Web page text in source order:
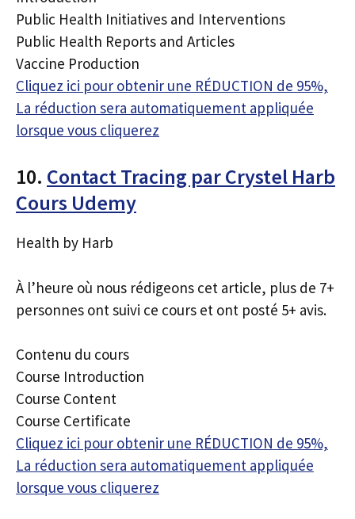
Public Health Initiatives and Interventions
Public Health Reports and Articles
Vaccine Production
Cliquez ici pour obtenir une RÉDUCTION de 95%,
La réduction sera automatiquement appliquée
lorsque vous cliquerez
10. Contact Tracing par Crystel Harb
Cours Udemy
Health by Harb
À l’heure où nous rédigeons cet article, plus de 7+
personnes ont suivi ce cours et ont posté 5+ avis.
Contenu du cours
Course Introduction
Course Content
Course Certificate
Cliquez ici pour obtenir une RÉDUCTION de 95%,
La réduction sera automatiquement appliquée
lorsque vous cliquerez